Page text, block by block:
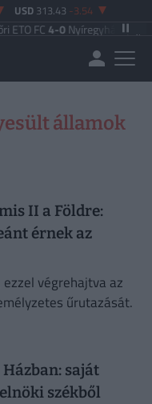
USD 313.43 -3.54
FC4-0 Nyíregyháza Újpest
államok
II a Földre:
érnek az
végrehajtva az
űrutazását.
saját
székből